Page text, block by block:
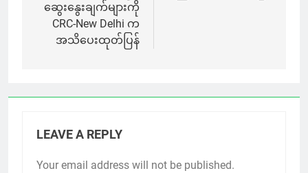
ဆွေးနွေးချက်များကို
CRC-New Delhi က
အသိပေးထုတ်ပြန်
LEAVE A REPLY
Your email address will not be published.